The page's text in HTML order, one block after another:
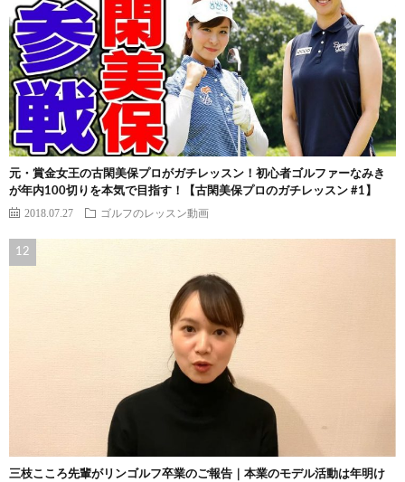
元・賞金女王の古閑美保プロがガチレッスン！初心者ゴルファーなみき
が年内100切りを本気で目指す！【古閑美保プロのガチレッスン #1】
2018.07.27 ゴルフのレッスン動画
三枝こころ先輩がリンゴルフ卒業のご報告｜本業のモデル活動は年明け